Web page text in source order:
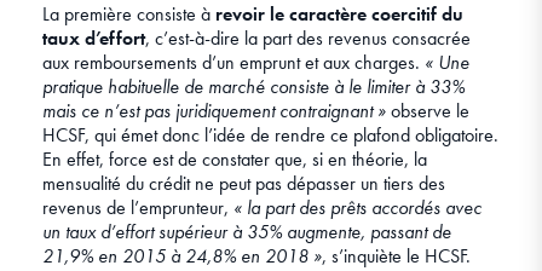
La première consiste à revoir le caractère coercitif du
taux d’effort, c’est-à-dire la part des revenus consacrée
aux remboursements d’un emprunt et aux charges. « Une
pratique habituelle de marché consiste à le limiter à 33%
mais ce n’est pas juridiquement contraignant »observe le
HCSF, qui émet donc l’idée de rendre ce plafond obligatoire.
En effet, force est de constater que, si en théorie, la
mensualité du crédit ne peut pas dépasser un tiers des
revenus de l’emprunteur, « la part des prêts accordés avec
un taux d’effort supérieur à 35% augmente, passant de
21,9% en 2015 à 24,8% en 2018 », s’inquiète le HCSF.